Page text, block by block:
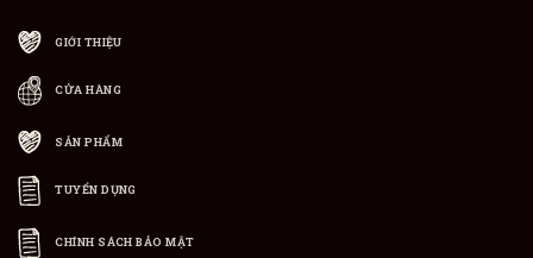
GIỚI THIỆU
CỬA HÀNG
SẢN PHẨM
TUYỂN DỤNG
CHÍNH SÁCH BẢO MẬT